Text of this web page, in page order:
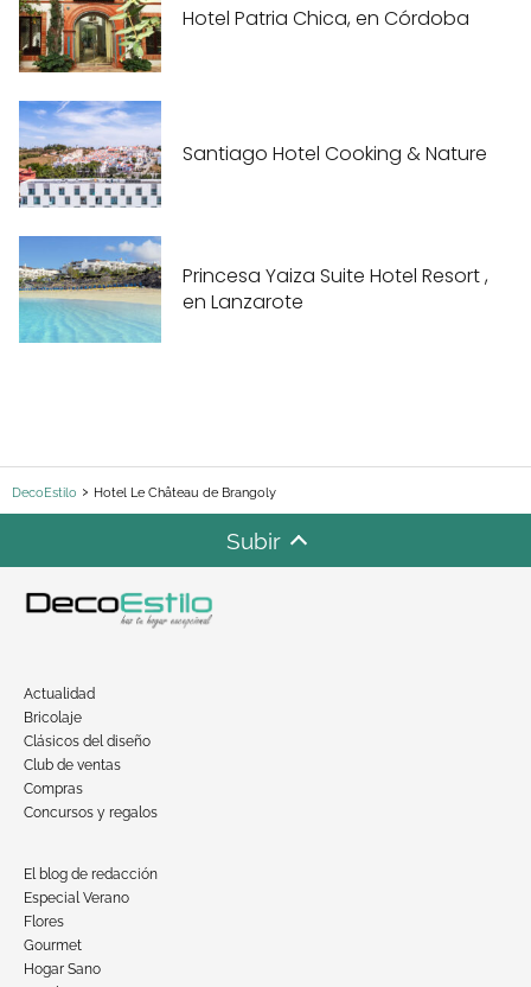
Hotel Patria Chica, en Córdoba
Santiago Hotel Cooking & Nature
Princesa Yaiza Suite Hotel Resort ,
en Lanzarote
DecoEstilo Hotel Le Château de Brangoly
Subir
Actualidad
Bricolaje
Clásicos del diseño
Club de ventas
Compras
Concursos y regalos
El blog de redacción
Especial Verano
Flores
Gourmet
Hogar Sano